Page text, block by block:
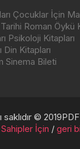
Çocuklar İçin
Roman Öykü
Psikoloji Kitapları
Din Kitapları
Sinema Bileti
saklıdır ©
Sahipler İçin / geri